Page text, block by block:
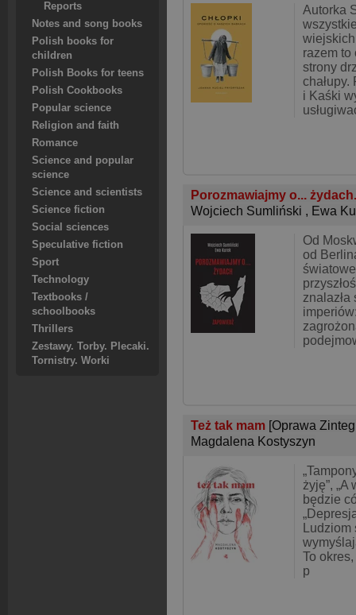
Reports
Notes and song books
Polish books for
children
Polish Books for teens
Polish Cookbooks
Popular science
Religion and faith
Romance
Science and popular
science
Science and scientists
Science fiction
Social sciences
Speculative fiction
Sport
Technology
Textbooks /
schoolbooks
Thrillers
Zestawy. Torby. Plecaki.
Tornistry. Worki
Autorka
razem to
strony
chałupy.
i Kaśki
Porozmawiajmy o...
Wojciech Sumliński , Ewa
Od
od
Też tak mam [Oprawa
Magdalena Kostyszyn
żyję”,
będzie
To
p